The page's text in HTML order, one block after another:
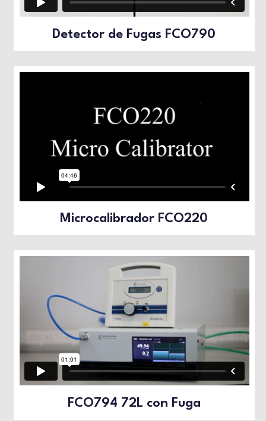
Detector de Fugas FCO790
Microcalibrador FCO220
FCO794 72L con Fuga